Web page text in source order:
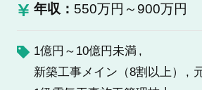
年収： 550万円～900万円
1億円～10億円未満
新築工事メイン（8割以上）